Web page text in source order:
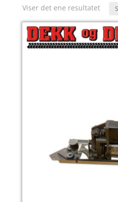
Viser det ene resultatet